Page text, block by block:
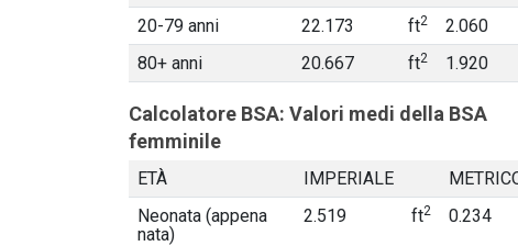
20-79 anni 22.173 ft2 2.060
80+ anni 20.667 ft2 1.920
Calcolatore BSA: Valori medi della BSA
femminile
ETÀ IMPERIALE
Neonata (appena
nata)
2.519 ft2 0.234